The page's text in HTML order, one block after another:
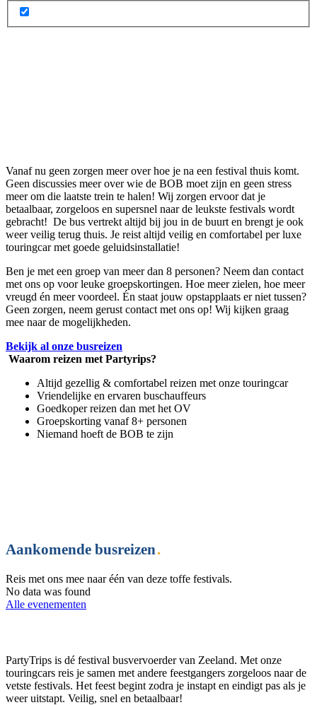
Vanaf nu geen zorgen meer over hoe je na een festival thuis komt.
Geen discussies meer over wie de BOB moet zijn en geen stress
meer om die laatste trein te halen! Wij zorgen ervoor dat je
betaalbaar, zorgeloos en supersnel naar de leukste festivals wordt
gebracht! De bus vertrekt altijd bij jou in de buurt en brengt je ook
weer veilig terug thuis. Je reist altijd veilig en comfortabel per luxe
touringcar met goede geluidsinstallatie!
Ben je met een groep van meer dan 8 personen? Neem dan contact
met ons op voor leuke groepskortingen. Hoe meer zielen, hoe meer
vreugd én meer voordeel. Én staat jouw opstapplaats er niet tussen?
Geen zorgen, neem gerust contact met ons op! Wij kijken graag
mee naar de mogelijkheden.
Bekijk al onze busreizen
Waarom reizen met Partyrips?
Altijd gezellig & comfortabel reizen met onze touringcar
Vriendelijke en ervaren buschauffeurs
Goedkoper reizen dan met het OV
Groepskorting vanaf 8+ personen
Niemand hoeft de BOB te zijn
Aankomende busreizen.
Reis met ons mee naar één van deze toffe festivals.
No data was found
Alle evenementen
PartyTrips is dé festival busvervoerder van Zeeland. Met onze
touringcars reis je samen met andere feestgangers zorgeloos naar de
vetste festivals. Het feest begint zodra je instapt en eindigt pas als je
weer uitstapt. Veilig, snel en betaalbaar!